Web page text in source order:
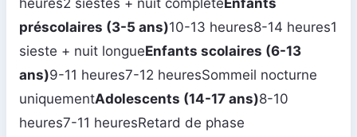
heures2 siestes + nuit complèteEnfants
préscolaires (3-5 ans)10-13 heures8-14 heures1
sieste + nuit longueEnfants scolaires (6-13
ans)9-11 heures7-12 heuresSommeil nocturne
uniquementAdolescents (14-17 ans)8-10
heures7-11 heuresRetard de phase